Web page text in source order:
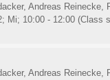
Andreas Reinecke,
Mi; 10:00 - 12:00 (Class
Andreas Reinecke,